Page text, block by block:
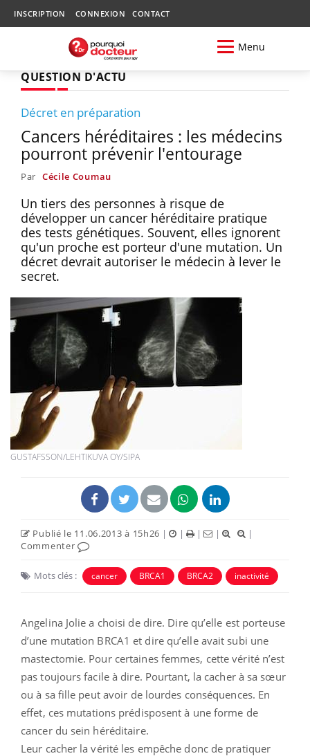
INSCRIPTION CONNEXION CONTACT
Menu
QUESTION D'ACTU
Décret en préparation
Cancers héréditaires : les médecins
pourront prévenir l'entourage
Par Cécile Coumau
Un tiers des personnes à risque de
développer un cancer héréditaire pratique
des tests génétiques. Souvent, elles ignorent
qu'un proche est porteur d'une mutation. Un
décret devrait autoriser le médecin à lever le
secret.
GUSTAFSSON/LEHTIKUVA OY/SIPA
Publié le 11.06.2013 à 15h26 | | | |
|
Commenter
Mots clés : cancer BRCA1 BRCA2 inactivité
Angelina Jolie a choisi de dire. Dire qu’elle est porteuse
d’une mutation BRCA1 et dire qu’elle avait subi une
mastectomie. Pour certaines femmes, cette vérité n’est
pas toujours facile à dire. Pourtant, la cacher à sa sœur
ou à sa fille peut avoir de lourdes conséquences. En
effet, ces mutations prédisposent à une forme de
cancer du sein héréditaire.
Leur cacher la vérité les empêche donc de pratiquer